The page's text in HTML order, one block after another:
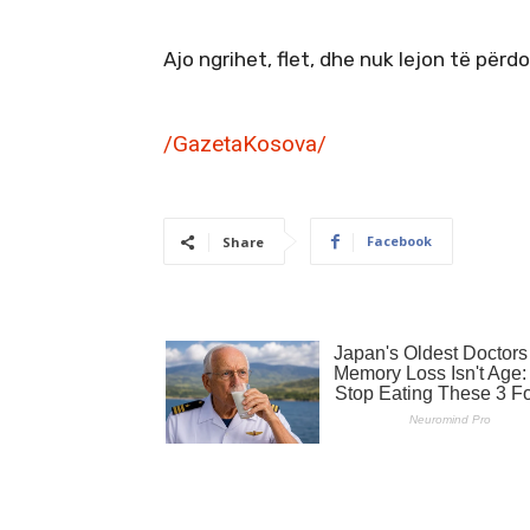
Ajo ngrihet, flet, dhe nuk lejon të
/GazetaKosova/
Share Facebook